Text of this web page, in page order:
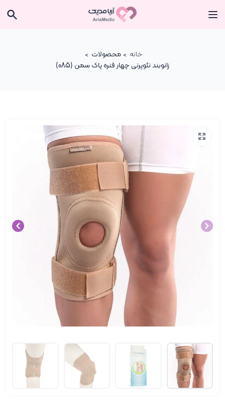
خانه
محصولات
زانوبند نئوپرنی چهار فنره پاک سمن (085)